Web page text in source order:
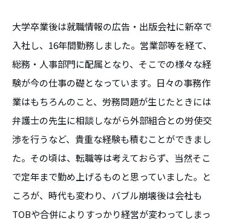
大学卒業後は就職情報の広告・出版会社に新卒で
入社し、16年間勤務しました。営業部等を経て、
総務・人事部門に配属となり、そこでの様々な経
験が今の仕事の礎となっています。日々の事務作
業はもちろんのこと、労務問題が生じたときには
弁護士の先生に相談しながら外部組合との労使交
渉を行うなど、貴重な経験も積むことができまし
た。その頃は、転職等は考えておらず、当然そこ
で定年まで勤め上げるものと思っていました。と
ころが、時代も変わり、バブル崩壊後は会社も
TOBや合併によりすっかり経営が変わってしまっ